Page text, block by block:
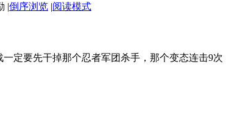
|倒序浏览 |阅读模式
定要先干掉那个忍者军团杀手，那个变态连击9次